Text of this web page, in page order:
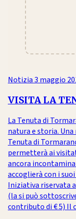
Notizia3 maggio
VISITA LA
La Tenuta di
natura e storia.
Tenuta di
permetterà ai
ancora
accoglierà con i
Iniziativa riservata
(la si può
contributo di € 5) Il